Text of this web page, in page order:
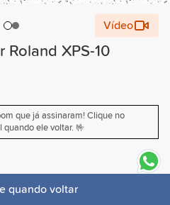
Vídeo
Roland XPS-10
que já assinaram! Clique no
ele voltar. 🤟
quando voltar